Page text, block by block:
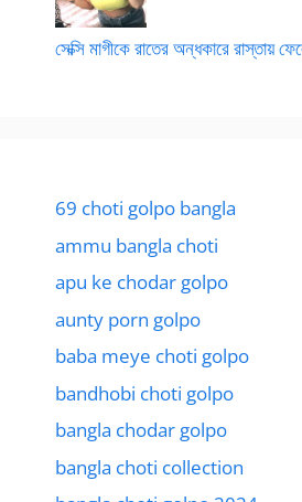
সেক্সি মাগীকে রাতের অন্ধকারে রাস্তায়
69 choti golpo bangla
ammu bangla choti
apu ke chodar golpo
aunty porn golpo
baba meye choti golpo
bandhobi choti golpo
bangla chodar golpo
bangla choti collection